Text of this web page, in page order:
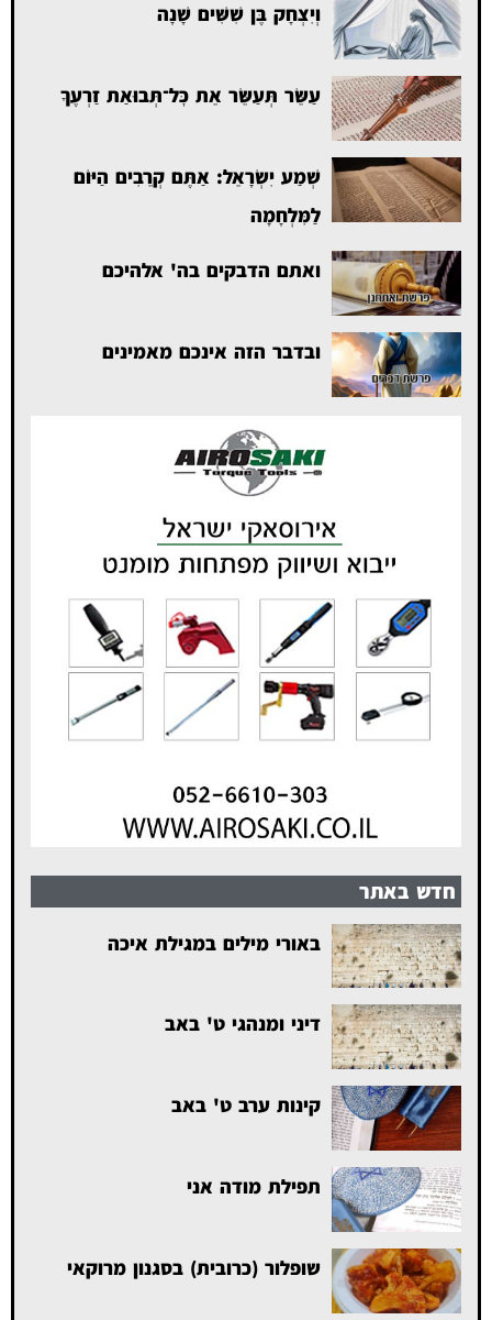
וְיִצְחָק בֶּן שִׁשִּׁים שָׁנָה
עַשֵּׂר תְּעַשֵּׂר אֵת כׇּל־תְּבוּאַת זַרְעֶךָ
שְׁמַע יִשְׂרָאֵל: אַתֶּם קְרֵבִים הַיּוֹם
לַמִּלְחָמָה
ואתם הדבקים בה' אלהיכם
ובדבר הזה אינכם מאמינים
חדש באתר
באורי מילים במגילת איכה
דיני ומנהגי ט' באב
קינות ערב ט' באב
תפילת מודה אני
שופלור (כרובית) בסגנון מרוקאי